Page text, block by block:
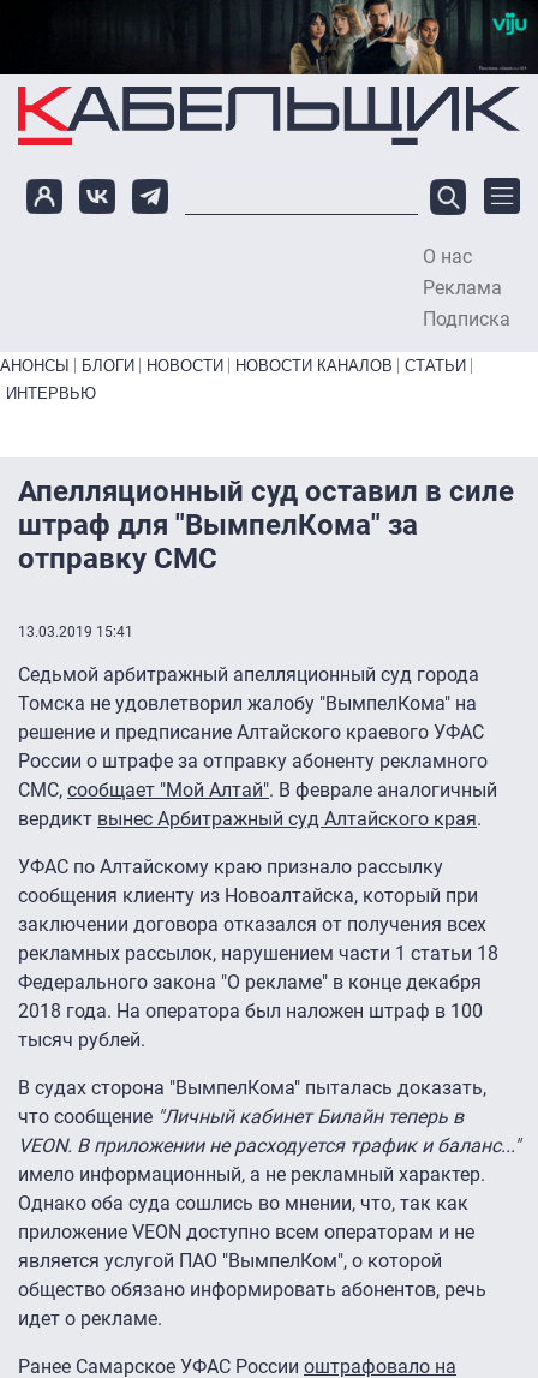
Перейти к основному содержанию
О нас
Реклама
Подписка
Primary links bottom
АНОНСЫ БЛОГИ НОВОСТИ НОВОСТИ КАНАЛОВ
СТАТЬИ
ИНТЕРВЬЮ
Апелляционный суд оставил в силе
штраф для "ВымпелКома" за
отправку СМС
13.03.2019 15:41
Седьмой арбитражный апелляционный суд города
Томска не удовлетворил жалобу "ВымпелКома" на
решение и предписание Алтайского краевого УФАС
России о штрафе за отправку абоненту рекламного
СМС, сообщает "Мой Алтай". В феврале аналогичный
вердикт вынес Арбитражный суд Алтайского края.
УФАС по Алтайскому краю признало рассылку
сообщения клиенту из Новоалтайска, который при
заключении договора отказался от получения всех
рекламных рассылок, нарушением части 1 статьи 18
Федерального закона "О рекламе" в конце декабря
2018 года. На оператора был наложен штраф в 100
тысяч рублей.
В судах сторона "ВымпелКома" пыталась доказать,
что сообщение "Личный кабинет Билайн теперь в
VEON. В приложении не расходуется трафик и баланс..."
имело информационный, а не рекламный характер.
Однако оба суда сошлись во мнении, что, так как
приложение VEON доступно всем операторам и не
является услугой ПАО "ВымпелКом", о которой
общество обязано информировать абонентов, речь
идет о рекламе.
Ранее Самарское УФАС России оштрафовало на